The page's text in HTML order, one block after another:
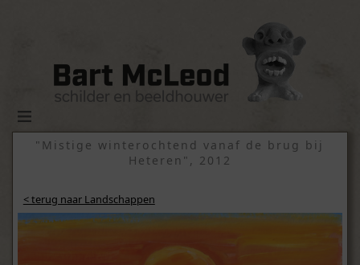
"Mistige winterochtend vanaf de brug bij
Heteren", 2012
< terug naar Landschappen